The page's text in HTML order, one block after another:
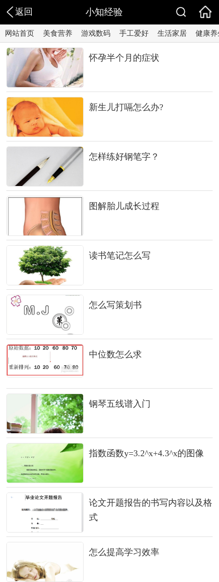
返回 小知经验
网站首页 美食营养 游戏数码 手工爱好 生活家居 健康养
怀孕半个月的症状
新生儿打嗝怎么办?
怎样练好钢笔字？
图解胎儿成长过程
读书笔记怎么写
怎么写策划书
中位数怎么求
钢琴五线谱入门
指数函数y=3.2^x+4.3^x的图像
论文开题报告的书写内容以及格
式
怎么提高学习效率